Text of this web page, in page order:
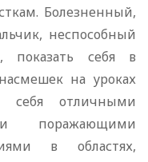
Болезненный,
неспособный
показать себя в
на уроках
себя отличными
в областях,